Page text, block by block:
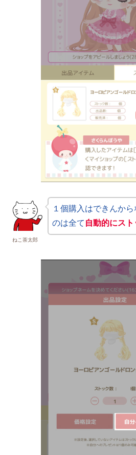
ねこ茶太郎
１個購入はできんか
のは全て 自動的にス